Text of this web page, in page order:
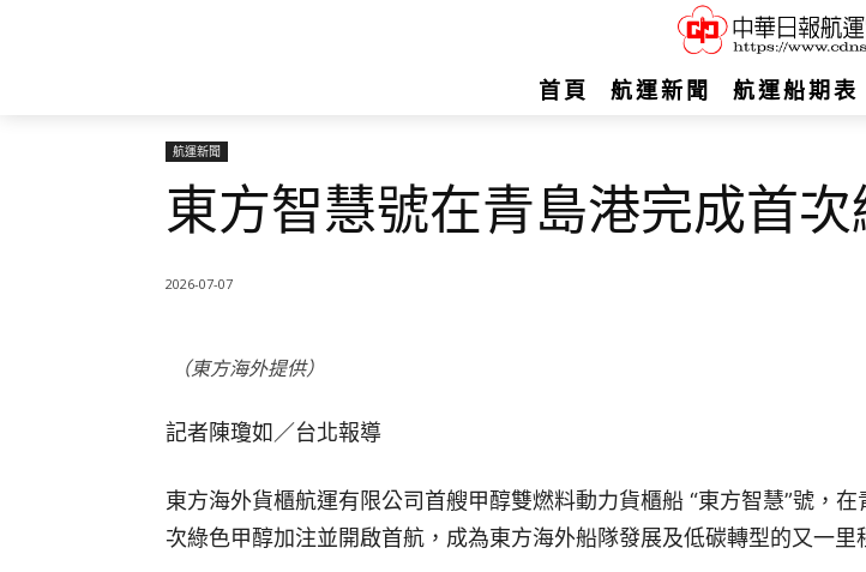
首頁 航運新聞 航運船期表
航運新聞
東方智慧號在青島港完成首
2026-07-07
（東方海外提供）
記者陳瓊如／台北報導
東方海外貨櫃航運有限公司首艘甲醇雙燃料動力貨櫃船 “東方智慧”號，在
次綠色甲醇加注並開啟首航，成為東方海外船隊發展及低碳轉型的又一里